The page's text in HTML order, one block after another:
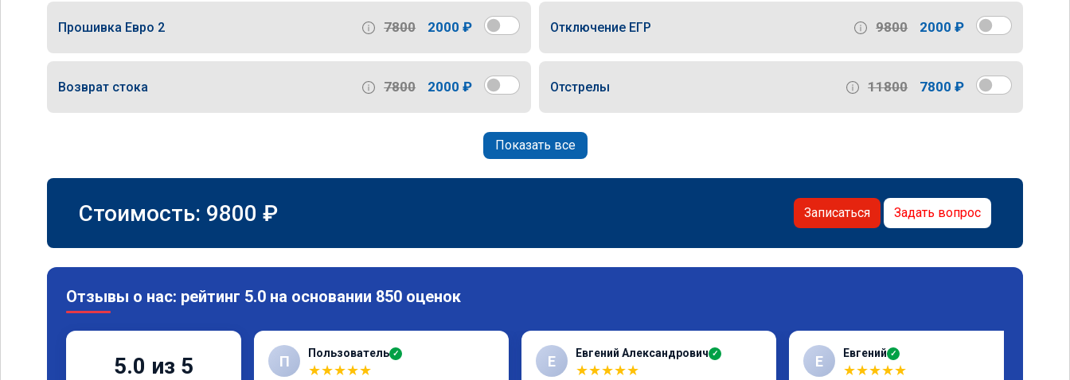
Прошивка Евро 2 7800 2000 ₽ Отключение ЕГР 9800 2000 ₽
Возврат стока 7800 2000 ₽ Отстрелы 11800 7800 ₽
Показать все
Стоимость: 9800 ₽ Записаться Задать вопрос
Отзывы о нас: рейтинг 5.0 на основании 850 оценок
5.0 из 5 П Пользователь ✓
★★★★★
Е Евгений Александрович ✓
★★★★★
Е Евгений ✓
★★★★★